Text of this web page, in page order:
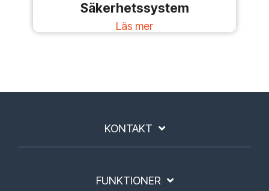
Säkerhetssystem
Läs mer
KONTAKT
FUNKTIONER